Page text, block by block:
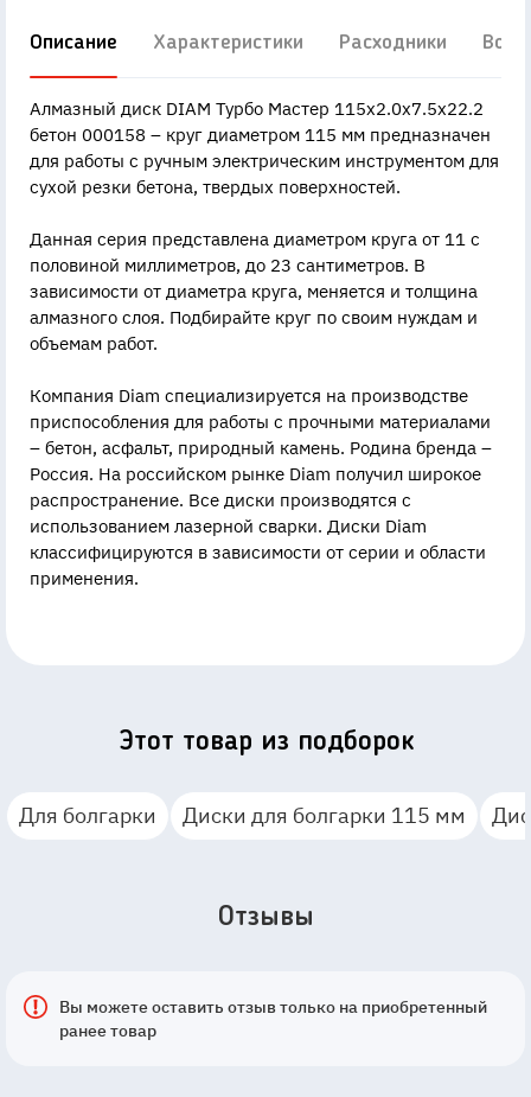
Описание Характеристики Расходники
Алмазный диск DIAM Турбо Мастер 115x2.0x7.5x22.2
бетон 000158 – круг диаметром 115 мм предназначен
для работы с ручным электрическим инструментом для
сухой резки бетона, твердых поверхностей.
Данная серия представлена диаметром круга от 11 с
половиной миллиметров, до 23 сантиметров. В
зависимости от диаметра круга, меняется и толщина
алмазного слоя. Подбирайте круг по своим нуждам и
объемам работ.
Компания Diam специализируется на производстве
приспособления для работы с прочными материалами
– бетон, асфальт, природный камень. Родина бренда –
Россия. На российском рынке Diam получил широкое
распространение. Все диски производятся с
использованием лазерной сварки. Диски Diam
классифицируются в зависимости от серии и области
применения.
Этот товар из подборок
Для болгарки Диски для болгарки 115 мм
Отзывы
Вы можете оставить отзыв только на приобретенный
ранее товар